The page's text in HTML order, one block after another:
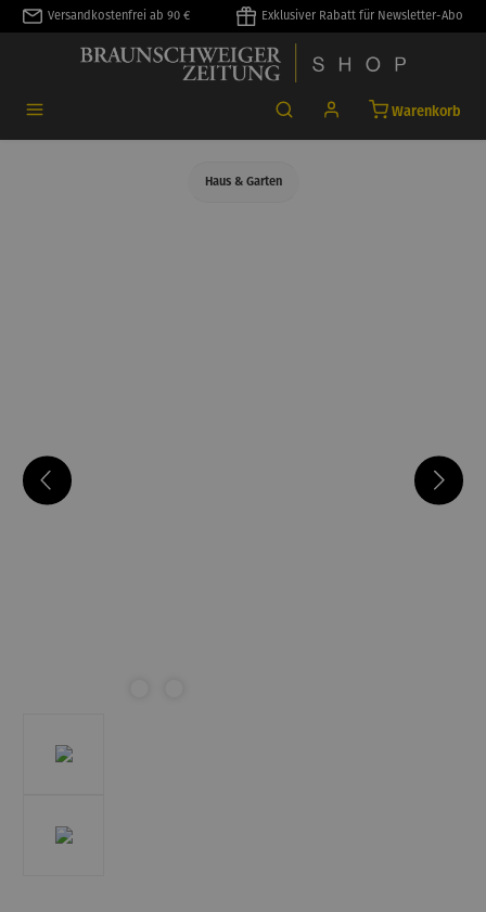
springen
Versandkostenfrei ab 90 € Exklusiver Rabatt für Newsletter-Abo
Warenkorb
Haus & Garten